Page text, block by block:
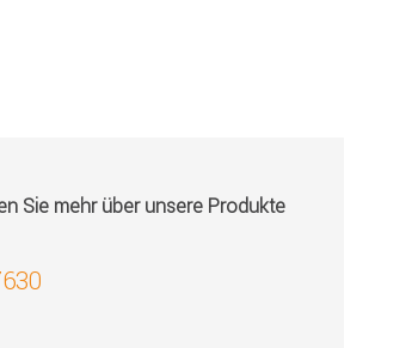
Sie mehr über unsere Produkte